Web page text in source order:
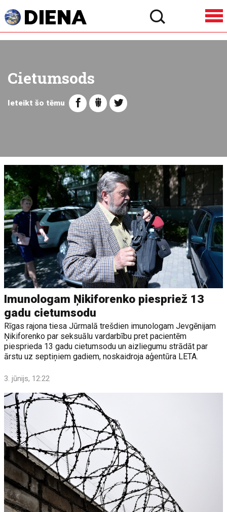
Cietumsods
Ieteikt šo tēmu
Imunologam Ņikiforenko piespriež 13
gadu cietumsodu
Rīgas rajona tiesa Jūrmalā trešdien imunologam Jevgēnijam
Ņikiforenko par seksuālu vardarbību pret pacientēm
piesprieda 13 gadu cietumsodu un aizliegumu strādāt par
ārstu uz septiņiem gadiem, noskaidroja aģentūra LETA.
3. jūnijs, 12:22